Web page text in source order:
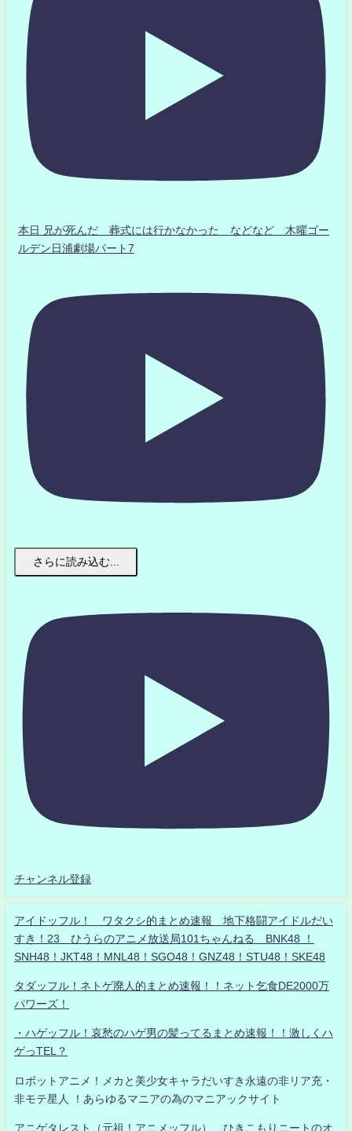
本日 兄が死んだ 葬式には行かなかった などなど 木曜ゴー
ルデン日浦劇場パート7
さらに読み込む...
チャンネル登録
アイドッフル！ ワタクシ的まとめ速報 地下格闘アイドルだい
すき！23 ひうらのアニメ放送局101ちゃんねる BNK48 ！
SNH48！JKT48！MNL48！SGO48！GNZ48！STU48！SKE48
タダッフル！ネトゲ廃人的まとめ速報！！ネット乞食DE2000万
パワーズ！
・ハゲッフル！哀愁のハゲ男の髪ってるまとめ速報！！激しくハ
ゲっTEL？
ロボットアニメ！メカと美少女キャラだいすき永遠の非リア充・
非モテ星人 ！あらゆるマニアの為のマニアックサイト
アニゲタレスト（元祖！アニメッフル） ひきこもりニートのオ